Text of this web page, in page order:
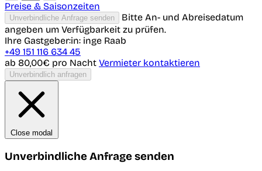
Preise & Saisonzeiten
Unverbindliche Anfrage senden
Bitte An- und Abreisedatum
angeben um Verfügbarkeit zu prüfen.
Ihre Gastgeber:in: inge Raab
+49 151 116 634 45
ab 80,00€ pro Nacht Vermieter kontaktieren
Unverbindlich anfragen
Close modal
Unverbindliche Anfrage senden